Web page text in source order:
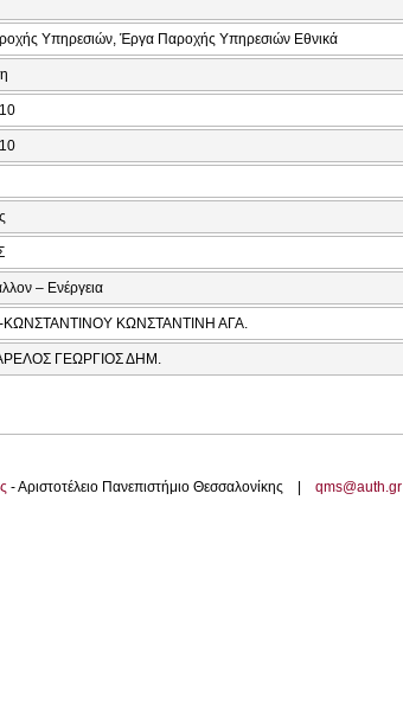
Υπηρεσιών, Έργα Παροχής Υπηρεσιών Εθνικά
– Ενέργεια
ΚΩΝΣΤΑΝΤΙΝΗ ΑΓΑ.
ΓΕΩΡΓΙΟΣ ΔΗΜ.
- Αριστοτέλειο Πανεπιστήμιο Θεσσαλονίκης | qms@auth.gr